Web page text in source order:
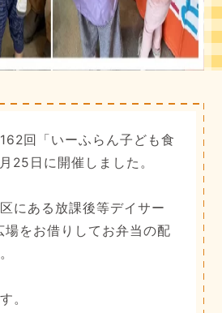
回「いーふらん子ども食
25日に開催しました。
にある放課後等デイサー
場をお借りしてお弁当の配
。